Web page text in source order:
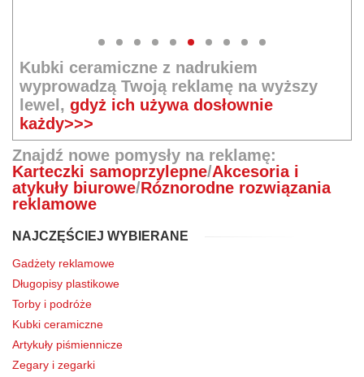
Kubki ceramiczne z nadrukiem
wyprowadzą Twoją reklamę na wyższy
lewel,gdyż ich używa dosłownie
każdy>>>
Znajdź nowe pomysły na reklamę:
Karteczki samoprzylepne/Akcesoria i
atykuły biurowe/Róznorodne rozwiązania
reklamowe
NAJCZĘŚCIEJ WYBIERANE
Gadżety reklamowe
Długopisy plastikowe
Torby i podróże
Kubki ceramiczne
Artykuły piśmiennicze
Zegary i zegarki